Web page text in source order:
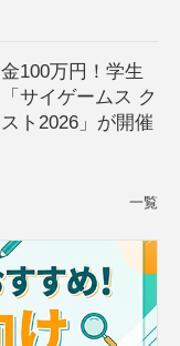
100万円！学生
サイゲームス ク
ト2026」が開催
一覧